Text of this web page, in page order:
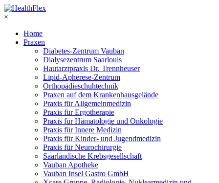
×
Home
Praxen
Diabetes-Zentrum Vauban
Dialysezentrum Saarlouis
Hautarztpraxis Dr. Trennheuser
Lipid-Apherese-Zentrum
Orthopädieschuhtechnik
Praxen auf dem Krankenhausgelände
Praxis für Allgemeinmedizin
Praxis für Ergotherapie
Praxis für Hämatologie und Onkologie
Praxis für Innere Medizin
Praxis für Kinder- und Jugendmedizin
Praxis für Neurochirurgie
Saarländische Krebsgesellschaft
Vauban Apotheke
Vauban Insel Gastro GmbH